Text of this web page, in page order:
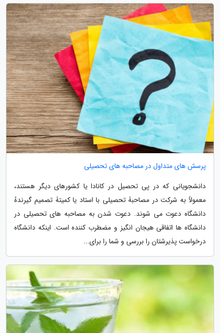
پرسش های متداول در مصاحبه های تحصیلی
دانشجویانی که در پی تحصیل در کانادا یا کشورهای دیگر هستند،
معمولاً به شرکت در مصاحبۀ تحصیلی با استاد یا کمیتۀ تصمیم گیرندهٔ
دانشگاه دعوت می شوند. دعوت شدن به مصاحبه های تحصیلی در
دانشگاه ها اتفاقی هیجان انگیز و مضطرب کننده است. اینکه دانشگاه
درخواست پذیرشتان را بررسی و شما را برای...